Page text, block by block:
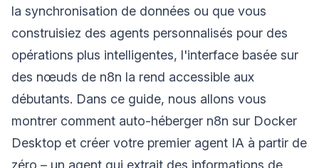
la synchronisation de données ou que vous
construisiez des agents personnalisés pour des
opérations plus intelligentes, l'interface basée sur
des nœuds de n8n la rend accessible aux
débutants. Dans ce guide, nous allons vous
montrer comment auto-héberger n8n sur Docker
Desktop et créer votre premier agent IA à partir de
zéro – un agent qui extrait des informations de